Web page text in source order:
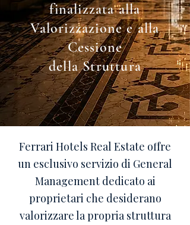
finalizzata alla
Valorizzazione e alla
Cessione
della Struttura
Ferrari Hotels Real Estate offre
un esclusivo servizio di General
Management dedicato ai
proprietari che desiderano
valorizzare la propria struttura